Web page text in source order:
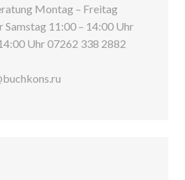
Montag – Freitag
Samstag 11:00 – 14:00 Uhr
Uhr 07262 338 2882